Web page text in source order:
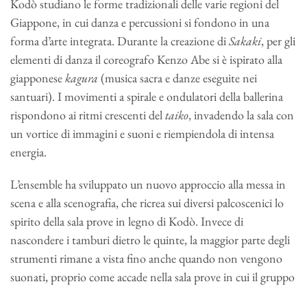
Kodò studiano le forme tradizionali delle varie regioni del
Giappone, in cui danza e percussioni si fondono in una
forma d’arte integrata. Durante la creazione diSakaki, per gli
elementi di danza il coreografo Kenzo Abe si è ispirato alla
giapponesekagura (musica sacra e danze eseguite nei
santuari). I movimenti a spirale e ondulatori della ballerina
rispondono ai ritmi crescenti deltaiko, invadendo la sala con
un vortice di immagini e suoni e riempiendola di intensa
energia.
L’ensemble ha sviluppato un nuovo approccio alla messa in
scena e alla scenografia, che ricrea sui diversi palcoscenici lo
spirito della sala prove in legno di Kodò. Invece di
nascondere i tamburi dietro le quinte, la maggior parte degli
strumenti rimane a vista fino anche quando non vengono
suonati, proprio come accade nella sala prove in cui il gruppo